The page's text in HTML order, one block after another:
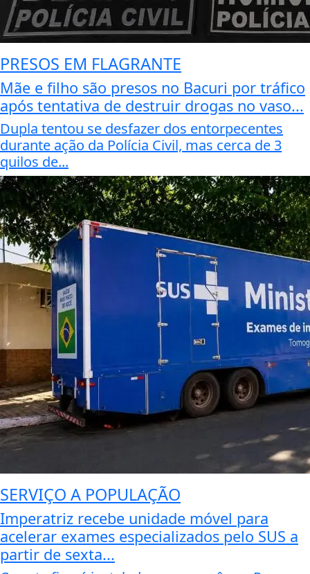
PRESOS EM FLAGRANTE
Mãe e filho são presos no Bacuri por tráfico
após tentativa de destruir drogas no vaso...
Dupla tentou se desfazer dos entorpecentes
durante ação da Polícia Civil, mas cerca de 3
quilos de...
SERVIÇO A POPULAÇÃO
Imperatriz recebe unidade móvel para
acelerar exames especializados pelo SUS a
partir de sexta...